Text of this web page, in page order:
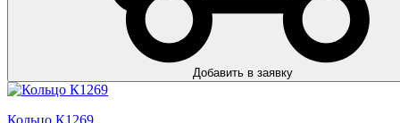
Добавить в заявку
Кольцо К1269